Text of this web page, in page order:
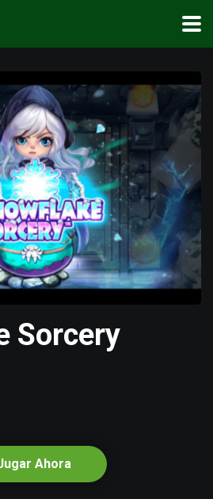
Sorcery
Ahora